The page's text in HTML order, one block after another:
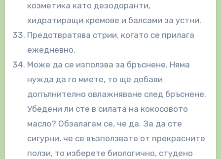
козметика като дезодоранти,
хидратиращи кремове и балсами за устни.
Предотвратява стрии, когато се прилага
ежедневно.
Може да се използва за бръснене. Няма
нужда да го миете, то ще добави
допълнително овлажняване след бръснене.
Убедени ли сте в силата на кокосовото
масло? Обзалагам се, че да. За да сте
сигурни, че се възползвате от прекрасните
ползи, то изберете биологично, студено